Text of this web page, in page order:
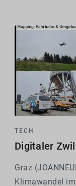
TECH
Digitaler
Graz
Klimawandel